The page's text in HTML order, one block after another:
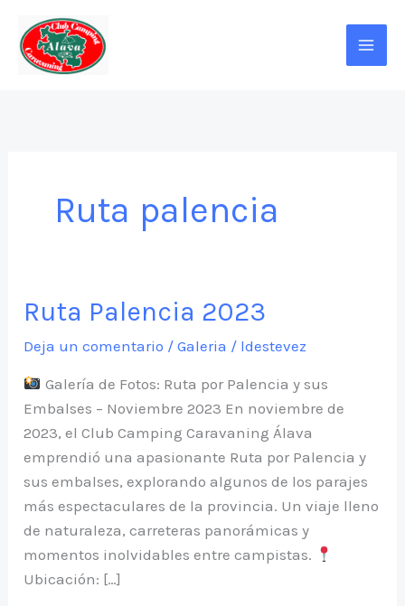
contenido
Ruta palencia
Ruta Palencia 2023
Deja un comentario /Galeria / ldestevez
Galería de Fotos: Ruta por Palencia y sus
Embalses – Noviembre 2023 En noviembre de
2023, el Club Camping Caravaning Álava
emprendió una apasionante Ruta por Palencia y
sus embalses, explorando algunos de los parajes
más espectaculares de la provincia. Un viaje lleno
de naturaleza, carreteras panorámicas y
momentos inolvidables entre campistas.
Ubicación: […]